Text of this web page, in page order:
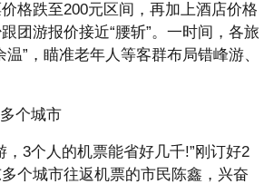
格跌至200元区间，再加上酒店价格
团游报价接近“腰斩”。一时间，各旅
”，瞄准老年人等客群布局错峰游、
个城市
，3个人的机票能省好几千!”刚订好2
个城市往返机票的市民陈鑫，兴奋